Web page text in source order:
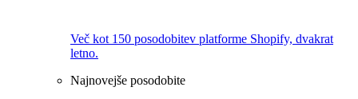
Več kot 150 posodobitev platforme Shopify, dvakrat
letno.
Najnovejše posodobite